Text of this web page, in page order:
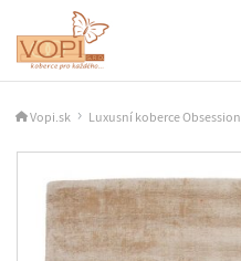
Vopi.sk Luxusní koberce Obsession